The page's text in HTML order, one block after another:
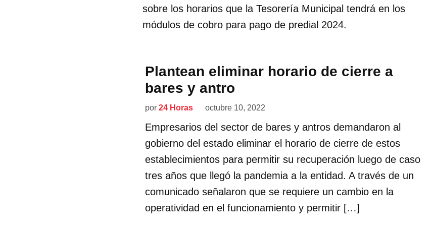
sobre los horarios que la Tesorería Municipal tendrá en los
módulos de cobro para pago de predial 2024.
Plantean eliminar horario de cierre a
bares y antro
por 24 Horas octubre 10, 2022
Empresarios del sector de bares y antros demandaron al
gobierno del estado eliminar el horario de cierre de estos
establecimientos para permitir su recuperación luego de caso
tres años que llegó la pandemia a la entidad. A través de un
comunicado señalaron que se requiere un cambio en la
operatividad en el funcionamiento y permitir […]